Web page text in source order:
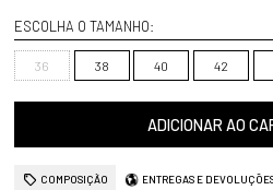
ESCOLHA O TAMANHO:
36 38 40 42
ADICIONAR AO
COMPOSIÇÃO ENTREGAS E